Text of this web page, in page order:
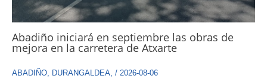
Abadiño iniciará en septiembre las obras de
mejora en la carretera de Atxarte
ABADIÑO DURANGALDEA / 2026-08-06